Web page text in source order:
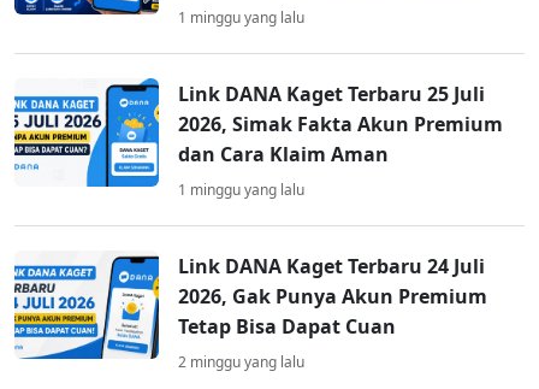
1 minggu yang lalu
Link DANA Kaget Terbaru 25 Juli
2026, Simak Fakta Akun Premium
dan Cara Klaim Aman
1 minggu yang lalu
Link DANA Kaget Terbaru 24 Juli
2026, Gak Punya Akun Premium
Tetap Bisa Dapat Cuan
2 minggu yang lalu